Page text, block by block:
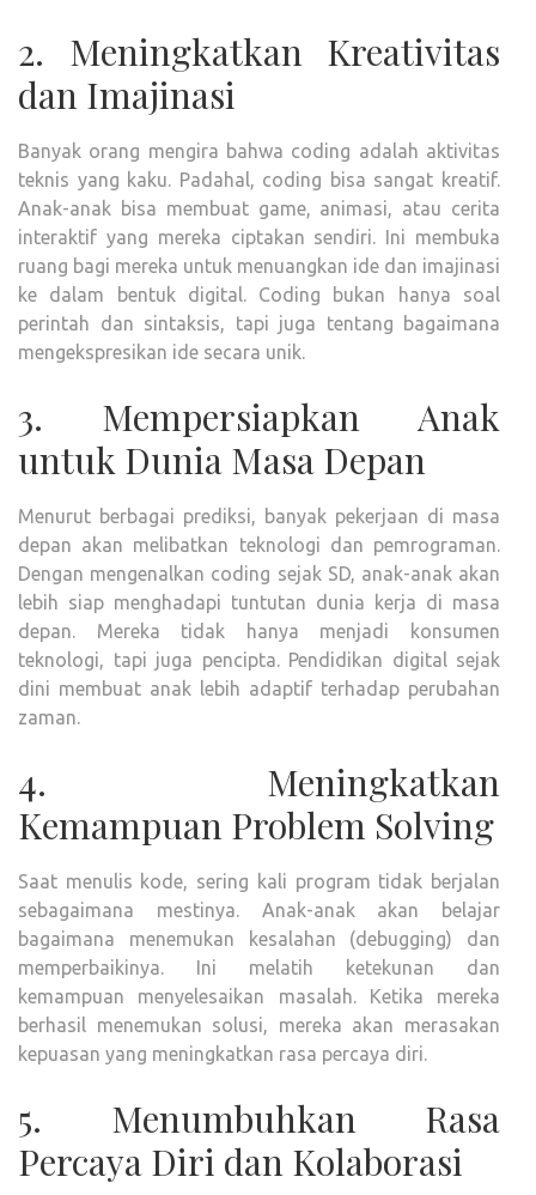
2. Meningkatkan Kreativitas
dan Imajinasi
Banyak orang mengira bahwa coding adalah aktivitas
teknis yang kaku. Padahal, coding bisa sangat kreatif.
Anak-anak bisa membuat game, animasi, atau cerita
interaktif yang mereka ciptakan sendiri. Ini membuka
ruang bagi mereka untuk menuangkan ide dan imajinasi
ke dalam bentuk digital. Coding bukan hanya soal
perintah dan sintaksis, tapi juga tentang bagaimana
mengekspresikan ide secara unik.
3. Mempersiapkan Anak
untuk Dunia Masa Depan
Menurut berbagai prediksi, banyak pekerjaan di masa
depan akan melibatkan teknologi dan pemrograman.
Dengan mengenalkan coding sejak SD, anak-anak akan
lebih siap menghadapi tuntutan dunia kerja di masa
depan. Mereka tidak hanya menjadi konsumen
teknologi, tapi juga pencipta. Pendidikan digital sejak
dini membuat anak lebih adaptif terhadap perubahan
zaman.
4. Meningkatkan
Kemampuan Problem Solving
Saat menulis kode, sering kali program tidak berjalan
sebagaimana mestinya. Anak-anak akan belajar
bagaimana menemukan kesalahan (debugging) dan
memperbaikinya. Ini melatih ketekunan dan
kemampuan menyelesaikan masalah. Ketika mereka
berhasil menemukan solusi, mereka akan merasakan
kepuasan yang meningkatkan rasa percaya diri.
5. Menumbuhkan Rasa
Percaya Diri dan Kolaborasi